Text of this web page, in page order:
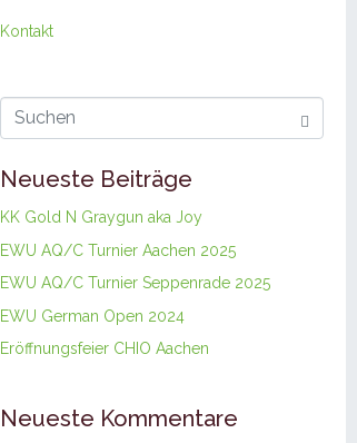
Kontakt
Neueste Beiträge
KK Gold N Graygun aka Joy
EWU AQ/C Turnier Aachen 2025
EWU AQ/C Turnier Seppenrade 2025
EWU German Open 2024
Eröffnungsfeier CHIO Aachen
Neueste Kommentare